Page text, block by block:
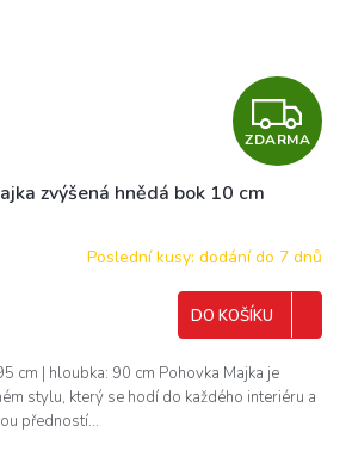
Z
D
R
ZDARMA
zvýšená hnědá bok 10 cm
Poslední kusy: dodání do 7 dnů
DO KOŠÍKU
cm | hloubka: 90 cm Pohovka Majka je
stylu, který se hodí do každého interiéru a
předností...